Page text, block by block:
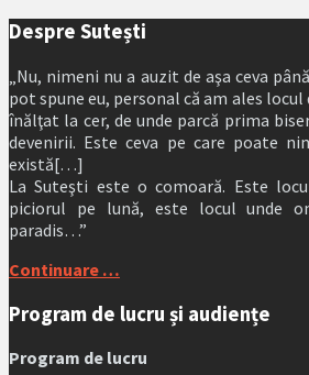
Despre Sutești
„Nu, nimeni nu a auzit de aşa ceva
pot spune eu, personal că am ales locul
înălţat la cer, de unde parcă prima
devenirii. Este ceva pe care poate
există[…]
La Suteşti este o comoară. Este
piciorul pe lună, este locul unde
paradis…”
Continuare …
Program de lucru și audiențe
Program de lucru